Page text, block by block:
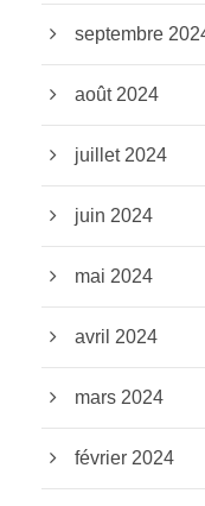
septembre
août 2024
juillet 2024
juin 2024
mai 2024
avril 2024
mars 2024
février 2024